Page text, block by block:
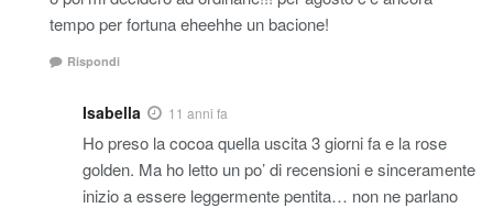
tempo per fortuna eheehhe un bacione!
Rispondi
Isabella 11 anni fa
Ho preso la cocoa quella uscita 3 giorni fa e la rose
golden. Ma ho letto un po’ di recensioni e sinceramente
inizio a essere leggermente pentita… non ne parlano